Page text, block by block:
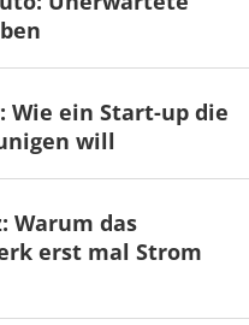
ein Start-up die
will
Warum das
erst mal Strom